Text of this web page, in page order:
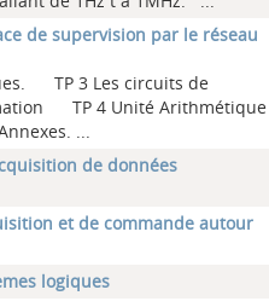
de supervision par le réseau
TP 3 Les circuits de
TP 4 Unité Arithmétique
...
de données
et de commande autour
logiques